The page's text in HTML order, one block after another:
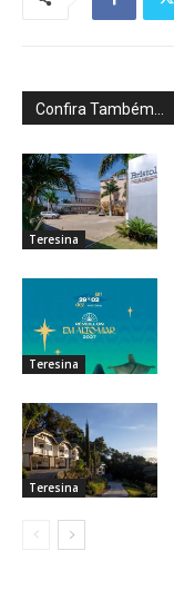
Confira Também...
Teresina
Teresina
Teresina